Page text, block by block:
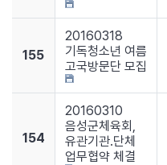
155
20160318
기독청소년 여름
고국방문단 모집
154
20160310
음성군체육회,
유관기관.단체
업무협약 체결